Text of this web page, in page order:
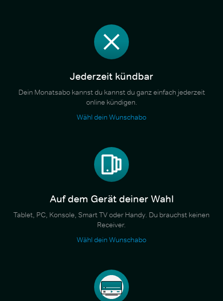
Jederzeit kündbar
Dein Monatsabo kannst du kannst du ganz einfach jederzeit
online kündigen.
Wähl dein Wunschabo
Auf dem Gerät deiner Wahl
Tablet, PC, Konsole, Smart TV oder Handy. Du brauchst keinen
Receiver.
Wähl dein Wunschabo